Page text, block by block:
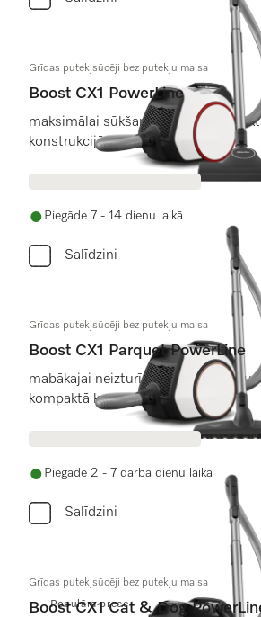
Grīdas putekļsūcēji bez putekļu maisa
Boost CX1 PowerLine
maksimālai sūkšanas jaudai
konstrukcijā.
Piegāde 7 - 14 dienu laikā
Salīdzini
Grīdas putekļsūcēji bez putekļu maisa
Boost CX1 Parquet PowerLine
mabākajai neizturīgu grīdas segumu
kompaktā konstrukcijā.
Piegāde 2 - 7 darba dienu laikā
Salīdzini
Populāra prece
Grīdas putekļsūcēji bez putekļu maisa
Boost CX1 Cat & Dog